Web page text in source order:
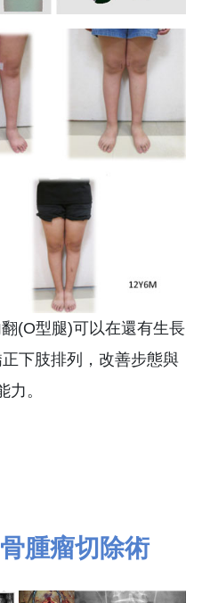
(O型腿)可以在還有生長
下肢排列，改善步態與
力。
腫瘤切除術